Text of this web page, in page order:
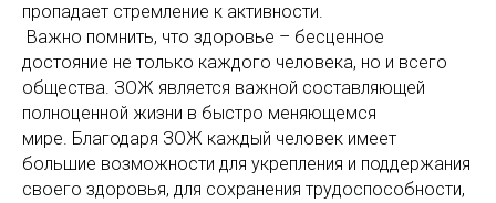
пропадает стремление к активности.
Важно помнить, что здоровье – бесценное
достояние не только каждого человека, но и всего
общества. ЗОЖ является важной составляющей
полноценной жизни в быстро меняющемся
мире. Благодаря ЗОЖ каждый человек имеет
большие возможности для укрепления и поддержания
своего здоровья, для сохранения трудоспособности,